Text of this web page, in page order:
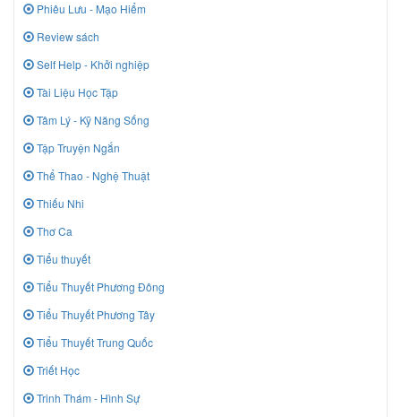
Phiêu Lưu - Mạo Hiểm
Review sách
Self Help - Khởi nghiệp
Tài Liệu Học Tập
Tâm Lý - Kỹ Năng Sống
Tập Truyện Ngắn
Thể Thao - Nghệ Thuật
Thiếu Nhi
Thơ Ca
Tiểu thuyết
Tiểu Thuyết Phương Đông
Tiểu Thuyết Phương Tây
Tiểu Thuyết Trung Quốc
Triết Học
Trinh Thám - Hình Sự